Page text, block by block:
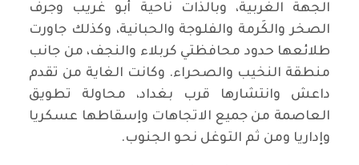
الجهة الغربية، وبالذات ناحية أبو غريب وجرف
الصخر والكَرمة والفلوجة والحبانية، وكذلك جاورت
طلائعها حدود محافظتي كربلاء والنجف، من جانب
منطقة النخيب والصحراء. وكانت الغاية من تقدم
داعش وانتشارها قرب بغداد، محاولة تطويق
العاصمة من جميع الاتجاهات وإسقاطها عسكريا
وإداريا ومن ثم التوغل نحو الجنوب.